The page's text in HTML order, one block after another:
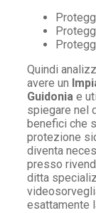
Quindi
avere un
Guidonia e
spiegare nel
benefici che
protezione
diventa
presso
ditta
esattamente